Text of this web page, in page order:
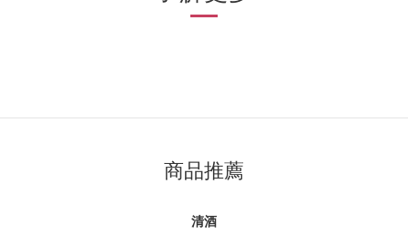
商品推薦
清酒